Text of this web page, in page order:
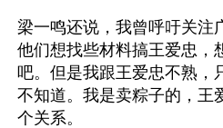
梁一鸣还说，我曾呼吁关注
他们想找些材料搞王爱忠，
吧。但是我跟王爱忠不熟，
不知道。我是卖粽子的，王
个关系。